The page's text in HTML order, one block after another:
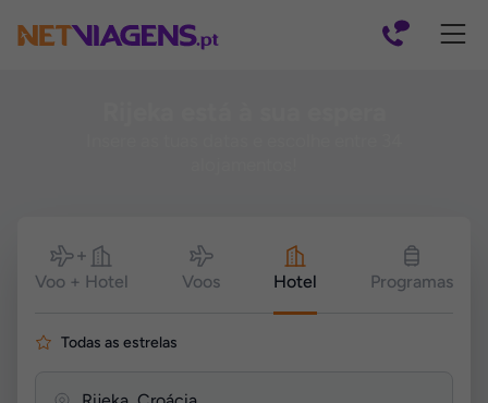
Pesquisar
Voo + Hotel Voos Hotel Programas
Todas as estrelas